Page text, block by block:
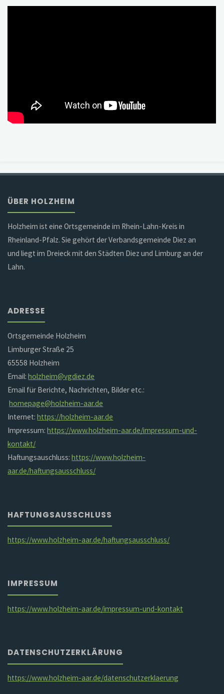
ÜBER HOLZHEIM
Holzheim ist eine Ortsgemeinde im Rhein-Lahn-Kreis in
Rheinland-Pfalz. Sie gehört der Verbandsgemeinde Diez an
und liegt im Dreieck mit den Städten Diez und Limburg an der
Lahn.
ADRESSE
Ortsgemeinde Holzheim
Limburger Straße 25
65558 Holzheim
Email:holzheim@vgdiez.de
Email für Berichte, Nachrichten, Bilder etc.:
homepage@holzheim-aar.de
Internet:https://holzheim-aar.de
Impressum:https://www.holzheim-aar.de/impressum-und-
kontakt/
Haftungsauschluss:https://www.holzheim-
aar.de/haftungsausschluss/
HAFTUNGSAUSSCHLUSS
https://www.holzheim-aar.de/haftungsausschluss/
IMPRESSUM
https://www.holzheim-aar.de/impressum-und-kontakt
DATENSCHUTZERKLÄRUNG
https://www.holzheim-aar.de/datenschutzerklaerung